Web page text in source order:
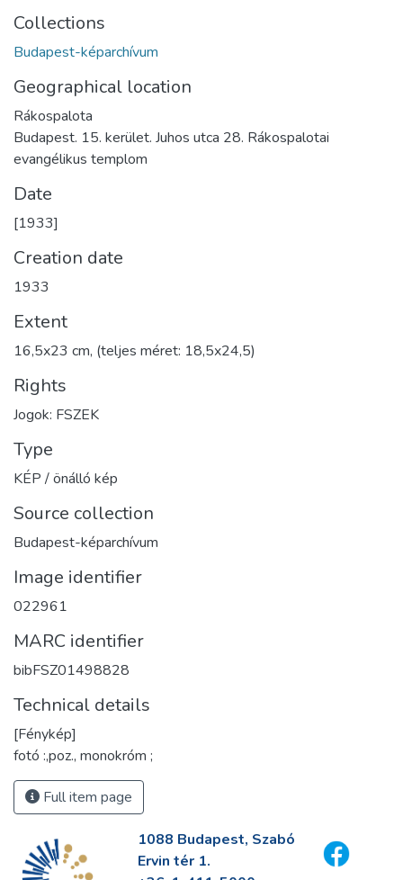
Collections
Budapest-képarchívum
Geographical location
Rákospalota
Budapest. 15. kerület. Juhos utca 28. Rákospalotai
evangélikus templom
Date
[1933]
Creation date
1933
Extent
16,5x23 cm, (teljes méret: 18,5x24,5)
Rights
Jogok: FSZEK
Type
KÉP / önálló kép
Source collection
Budapest-képarchívum
Image identifier
022961
MARC identifier
bibFSZ01498828
Technical details
[Fénykép]
fotó :,poz., monokróm ;
Full item page
1088 Budapest, Szabó
Ervin tér 1.